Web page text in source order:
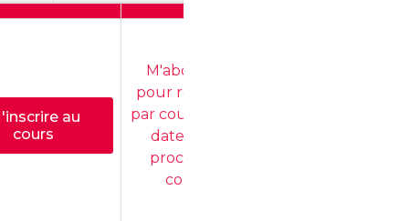
Abonnement
rappel
au
cours
M'abonner
pour recevoir
par courriel les
dates des
prochains
cours